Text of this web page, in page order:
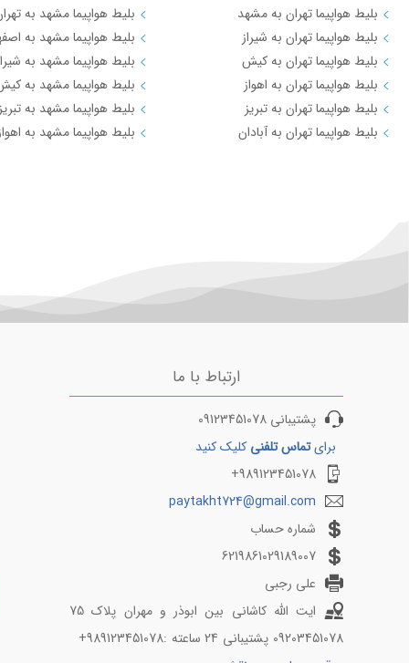
بلیط هواپیما تهران به مشهد
بلیط هواپیما تهران به شیراز
بلیط هواپیما تهران به کیش
بلیط هواپیما تهران به اهواز
بلیط هواپیما تهران به تبریز
بلیط هواپیما تهران به آبادان
بلیط هواپیما مشهد به
بلیط هواپیما مشهد به
بلیط هواپیما مشهد به
بلیط هواپیما مشهد به
بلیط هواپیما مشهد به تبریز
بلیط هواپیما مشهد به
ارتباط با ما
پشتیبانی 09123451078
برایتماس تلفنی کلیک کنید
989123451078+
paytakht724@gmail.com
شماره حساب
6219861029189007
علی رجبی
ایت الله کاشانی بین ابوذر و مهران پلاک 75
09203451078 پشتیبانی 24 ساعته :989123451078+